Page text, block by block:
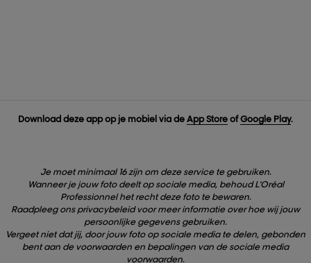
Download deze app op je mobiel via de App Store ofGoogle Play.
Je moet minimaal 16 zijn om deze service te gebruiken.
Wanneer je jouw foto deelt op sociale media, behoud L'Oréal
Professionnel het recht deze foto te bewaren.
Raadpleeg ons privacybeleid voor meer informatie over hoe wij jouw
persoonlijke gegevens gebruiken.
Vergeet niet dat jij, door jouw foto op sociale media te delen, gebonden
bent aan de voorwaarden en bepalingen van de sociale media
voorwaarden.